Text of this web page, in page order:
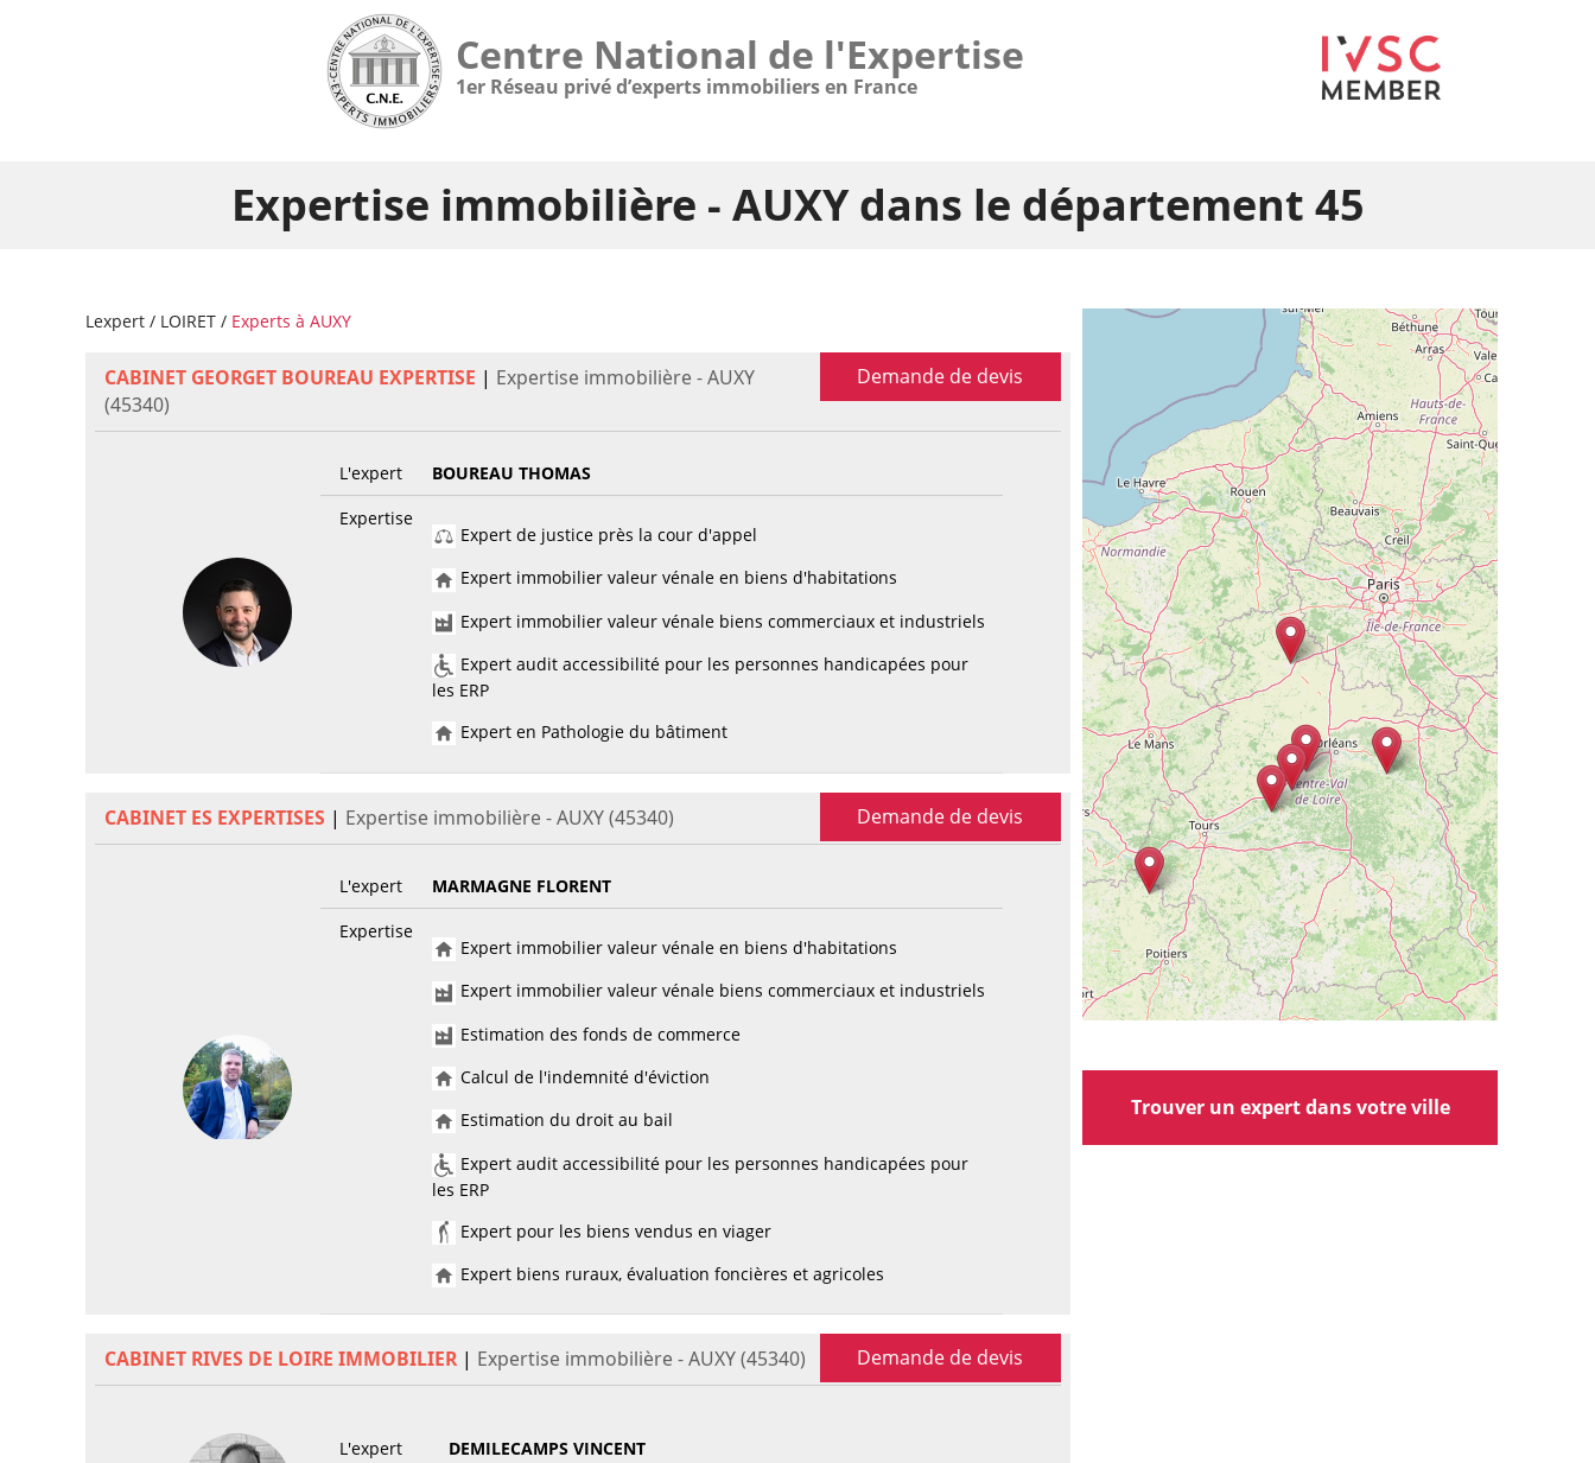
Centre National de l'Expertise
1er Réseau privé d’experts immobiliers en France
Expertise immobilière - AUXY dans le département 45
Lexpert / LOIRET / Experts à AUXY
CABINET GEORGET BOUREAU EXPERTISE | Expertise immobilière - AUXY
(45340)
Demande de devis
L'expert
BOUREAU THOMAS
Expertise
Expert de justice près la cour d'appel
Expert immobilier valeur vénale en biens d'habitations
Expert immobilier valeur vénale biens commerciaux et industriels
Expert audit accessibilité pour les personnes handicapées pour
les ERP
Expert en Pathologie du bâtiment
CABINET ES EXPERTISES | Expertise immobilière - AUXY (45340) Demande de devis
L'expert
MARMAGNE FLORENT
Expertise
Expert immobilier valeur vénale en biens d'habitations
Expert immobilier valeur vénale biens commerciaux et industriels
Estimation des fonds de commerce
Calcul de l'indemnité d'éviction
Estimation du droit au bail
Expert audit accessibilité pour les personnes handicapées pour
les ERP
Expert pour les biens vendus en viager
Expert biens ruraux, évaluation foncières et agricoles
CABINET RIVES DE LOIRE IMMOBILIER | Expertise immobilière - AUXY (45340) Demande de devis
L'expert
DEMILECAMPS VINCENT
Trouver un expert dans votre ville